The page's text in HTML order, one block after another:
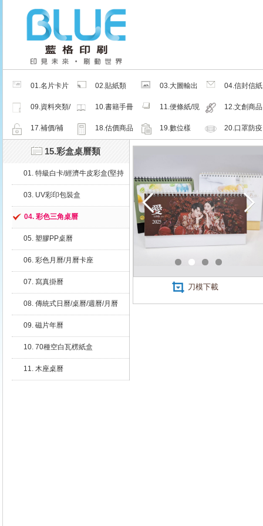
01.名片卡片
02.貼紙類
03.大圖輸出
04.信封信紙
09.資料夾類/
夾鏈密封袋
10.書籍手冊
11.便條紙/現
成品
12.文創商品
17.補價/補
18.估價商品 19.數位樣
20.口罩防疫
周邊商品
15.彩盒桌曆類
01. 特級白卡/經濟牛皮彩盒(堅持
03. UV彩印包裝盒
04. 彩色三角桌曆
05. 塑膠PP桌曆
06. 彩色月曆/月曆卡座
07. 寫真掛曆
08. 傳統式日曆/桌曆/週曆/月曆
09. 磁片年曆
10. 70種空白瓦楞紙盒
11. 木座桌曆
刀模下載